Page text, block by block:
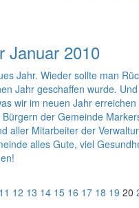
Januar 2010
Jahr. Wieder sollte man
Jahr geschaffen wurde.
wir im neuen Jahr erreichen
der Gemeinde
aller Mitarbeiter der
alles Gute, viel
11 12 13 14 15 16 17 18 19 20